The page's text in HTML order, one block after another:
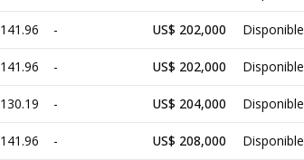
141.96 - US$ 202,000 Disponible
141.96 - US$ 202,000 Disponible
130.19 - US$ 204,000 Disponible
141.96 - US$ 208,000 Disponible